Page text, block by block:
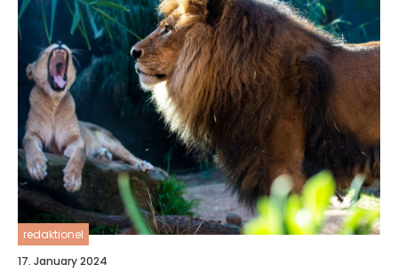
redaktionel
17. January 2024